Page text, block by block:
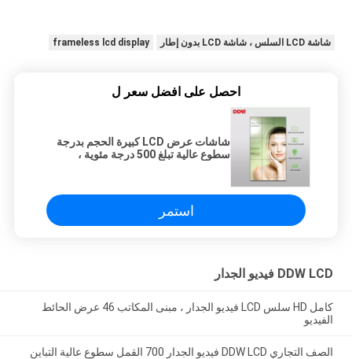
شاشة LCD السلس ، شاشة LCD بدون إطار frameless lcd display
احصل على افضل سعر ل
شاشات عرض LCD كبيرة الحجم بدرجة
سطوع عالية تبلغ 500 درجة مئوية ،
استمر
DDW LCD فيديو الجدار
كامل HD سلس LCD فيديو الجدار ، مبنى المكاتب 46 عرض الحائط
الفيديو
الصف التجاري DDW LCD فيديو الجدار 700 القمل سطوع عالية التباين